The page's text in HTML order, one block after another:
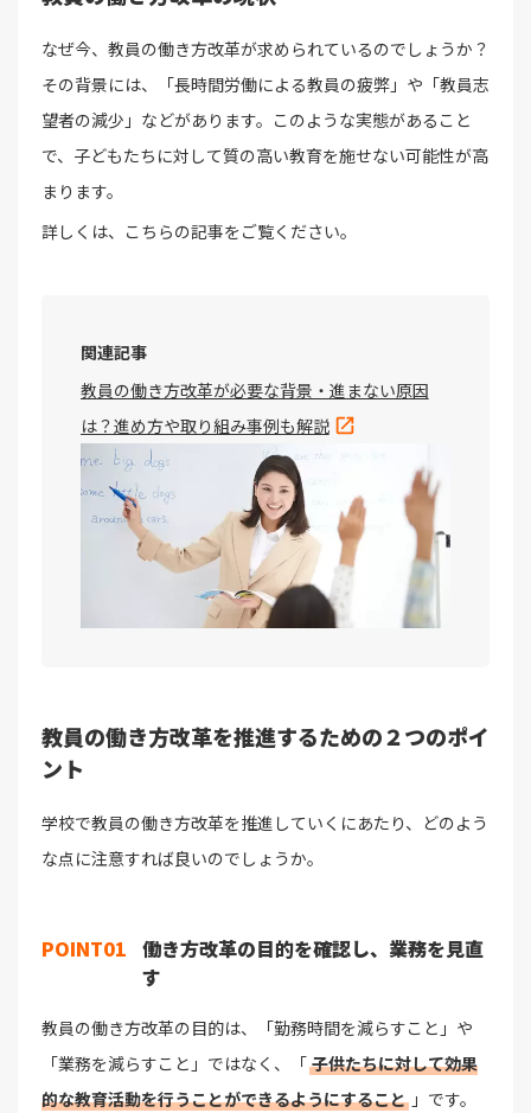
なぜ今、教員の働き方改革が求められているのでしょうか？
その背景には、「長時間労働による教員の疲弊」や「教員志
望者の減少」などがあります。このような実態があること
で、子どもたちに対して質の高い教育を施せない可能性が高
まります。
詳しくは、こちらの記事をご覧ください。
関連記事
教員の働き方改革が必要な背景・進まない原因
は？進め方や取り組み事例も解説
教員の働き方改革を推進するための２つのポイ
ント
学校で教員の働き方改革を推進していくにあたり、どのよう
な点に注意すれば良いのでしょうか。
POINT01 働き方改革の目的を確認し、業務を見直
す
教員の働き方改革の目的は、「勤務時間を減らすこと」や
「業務を減らすこと」ではなく、「 子供たちに対して効果
的な教育活動を行うことができるようにすること 」です。